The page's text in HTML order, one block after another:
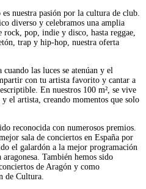
nuestra pasión por la cultura de club.
diverso y celebramos una amplia
rock, pop, indie y disco, hasta reggae,
trap y hip-hop, nuestra oferta
las luces se atenúan y el
con tu artista favorito y cantar a
En nuestros 100 m², se vive
el artista, creando momentos que solo
reconocida con numerosos premios.
sala de conciertos en España por
el galardón a la mejor programación
También hemos sido
de Aragón y como
de Cultura.